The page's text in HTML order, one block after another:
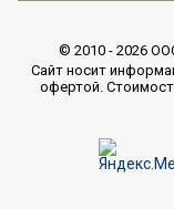
© 2010 - 2026
Сайт носит
офертой.